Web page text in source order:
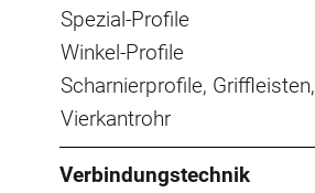
Spezial-Profile
Winkel-Profile
Scharnierprofile, Griffleisten,
Vierkantrohr
Verbindungstechnik